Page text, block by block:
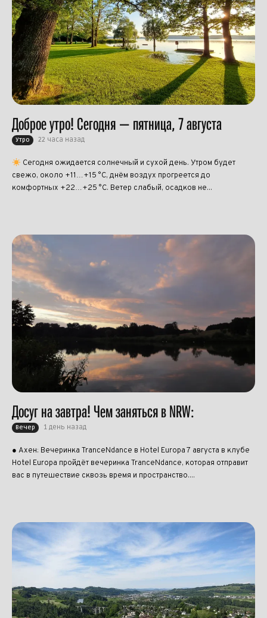
Доброе утро! Сегодня — пятница, 7 августа
Утро 22 часа назад
Сегодня ожидается солнечный и сухой день. Утром будет
свежо, около +11…+15 °C, днём воздух прогреется до
комфортных +22…+25 °C. Ветер слабый, осадков не...
Досуг на завтра! Чем заняться в NRW:
Вечер 1 день назад
● Ахен: Вечеринка TranceNdance в Hotel Europa 7 августа в клубе
Hotel Europa пройдёт вечеринка TranceNdance, которая отправит
вас в путешествие сквозь время и пространство....